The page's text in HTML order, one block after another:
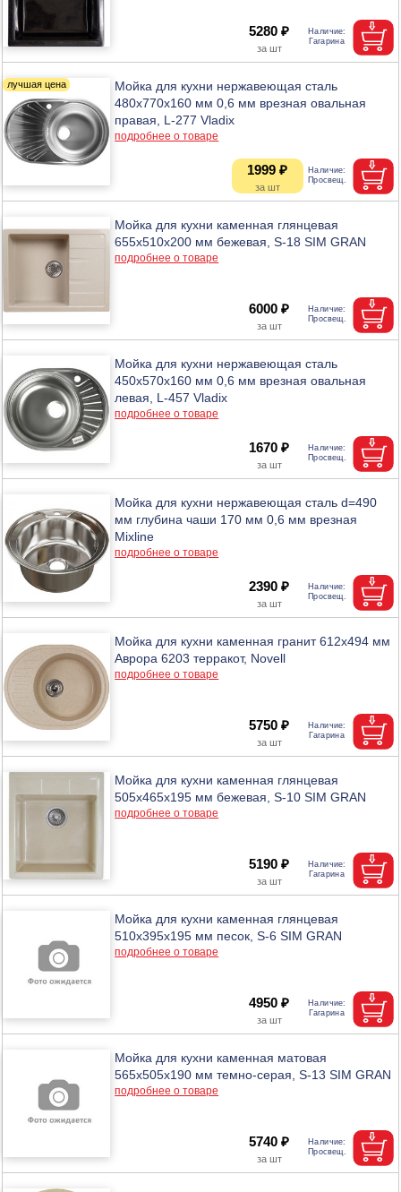
5280 ₽
Мойка для кухни нержавеющая сталь
480х770х160 мм 0,6 мм врезная овальная
правая, L-277 Vladix
подробнее о товаре
1999 ₽
Мойка для кухни каменная глянцевая
655x510x200 мм бежевая, S-18 SIM GRAN
подробнее о товаре
6000 ₽
Мойка для кухни нержавеющая сталь
450х570х160 мм 0,6 мм врезная овальная
левая, L-457 Vladix
подробнее о товаре
1670 ₽
Мойка для кухни нержавеющая сталь d=490
мм глубина чаши 170 мм 0,6 мм врезная
Mixline
подробнее о товаре
2390 ₽
Мойка для кухни каменная гранит 612х494 мм
Аврора 6203 терракот, Novell
подробнее о товаре
5750 ₽
Мойка для кухни каменная глянцевая
505x465x195 мм бежевая, S-10 SIM GRAN
подробнее о товаре
5190 ₽
Мойка для кухни каменная глянцевая
510x395x195 мм песок, S-6 SIM GRAN
подробнее о товаре
4950 ₽
Мойка для кухни каменная матовая
565x505x190 мм темно-серая, S-13 SIM GRAN
подробнее о товаре
5740 ₽